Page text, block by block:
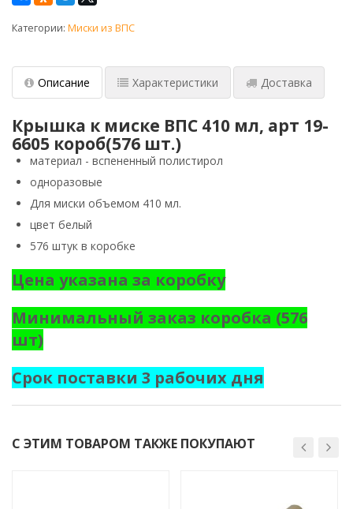
Категории: Миски из ВПС
Описание Характеристики Доставка
Крышка к миске ВПС 410 мл, арт 19-
6605 короб(576 шт.)
материал - вспененный полистирол
одноразовые
Для миски объемом 410 мл.
цвет белый
576 штук в коробке
Цена указана за коробку
Минимальный заказ коробка (576
шт)
Срок поставки 3 рабочих дня
С ЭТИМ ТОВАРОМ ТАКЖЕ ПОКУПАЮТ